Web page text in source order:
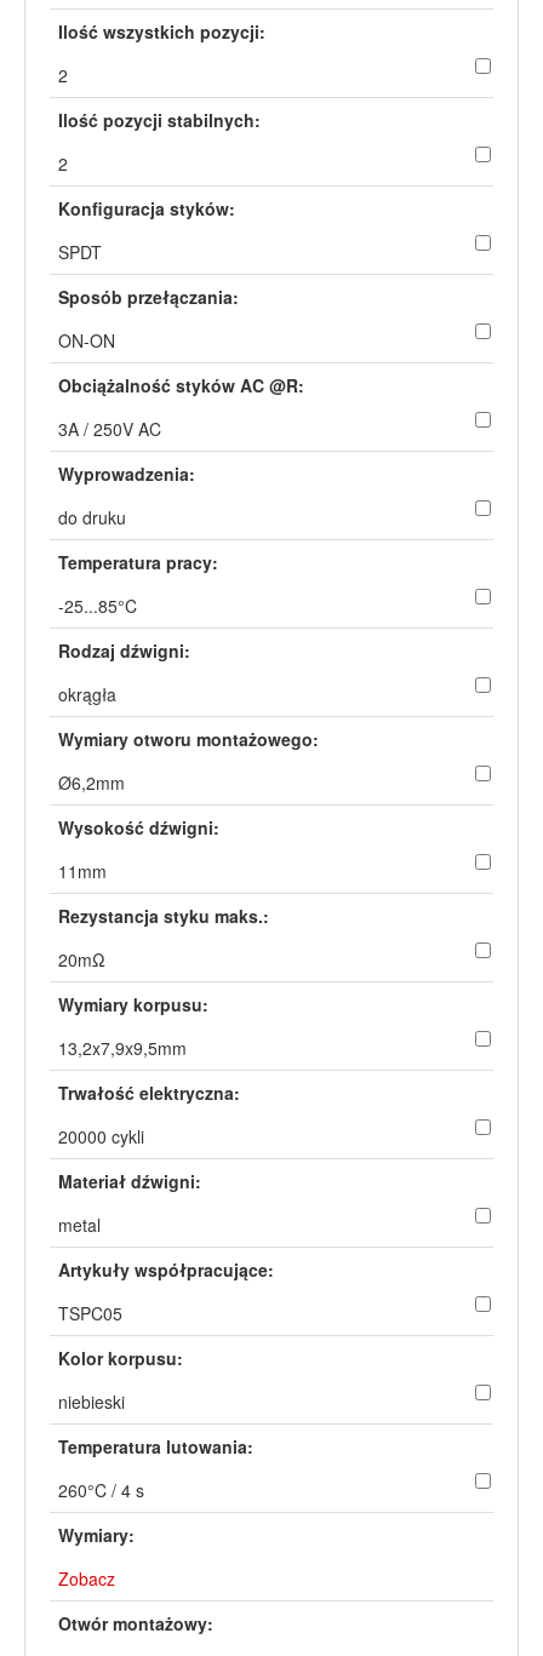
Ilość wszystkich pozycji:
2
Ilość pozycji stabilnych:
2
Konfiguracja styków:
SPDT
Sposób przełączania:
ON-ON
Obciążalność styków AC @R:
3A / 250V AC
Wyprowadzenia:
do druku
Temperatura pracy:
-25...85°C
Rodzaj dźwigni:
okrągła
Wymiary otworu montażowego:
Ø6,2mm
Wysokość dźwigni:
11mm
Rezystancja styku maks.:
20mΩ
Wymiary korpusu:
13,2x7,9x9,5mm
Trwałość elektryczna:
20000 cykli
Materiał dźwigni:
metal
Artykuły współpracujące:
TSPC05
Kolor korpusu:
niebieski
Temperatura lutowania:
260°C / 4 s
Wymiary:
Zobacz
Otwór montażowy: